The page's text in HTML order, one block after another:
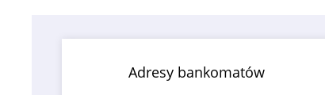
Adresy bankomatów